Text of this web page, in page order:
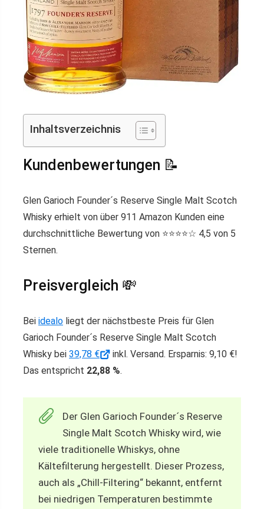
Inhaltsverzeichnis
Kundenbewertungen 📝
Glen Garioch Founder´s Reserve Single Malt Scotch
Whisky erhielt von über 911 Amazon Kunden eine
durchschnittliche Bewertung von ⭐️⭐️⭐️⭐️☆ 4,5 von 5
Sternen.
Preisvergleich 💸
Bei idealo liegt der nächstbeste Preis für Glen
Garioch Founder´s Reserve Single Malt Scotch
Whisky bei 39,78 €
inkl. Versand. Ersparnis: 9,10 €!
Das entspricht 22,88 %.
Der Glen Garioch Founder´s Reserve
Single Malt Scotch Whisky wird, wie
viele traditionelle Whiskys, ohne
Kältefilterung hergestellt. Dieser Prozess,
auch als „Chill-Filtering“ bekannt, entfernt
bei niedrigen Temperaturen bestimmte